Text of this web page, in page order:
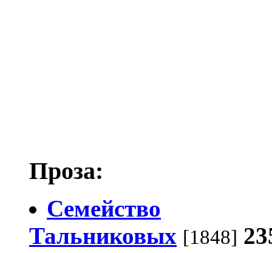
Проза:
Семейство
Тальниковых [1848]